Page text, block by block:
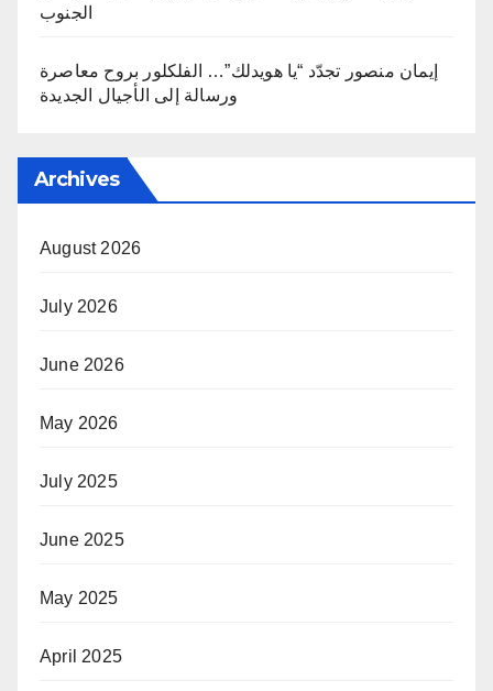
الجنوب
إيمان منصور تجدّد “يا هويدلك”… الفلكلور بروح معاصرة
ورسالة إلى الأجيال الجديدة
Archives
August 2026
July 2026
June 2026
May 2026
July 2025
June 2025
May 2025
April 2025